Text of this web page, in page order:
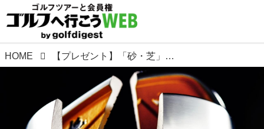
HOME 【プレゼント】「砂・芝」両用。お助けウェッジの究極形オノフ「ラボスペック フロッグス リープII」2本セット（51度・58度）2名に!